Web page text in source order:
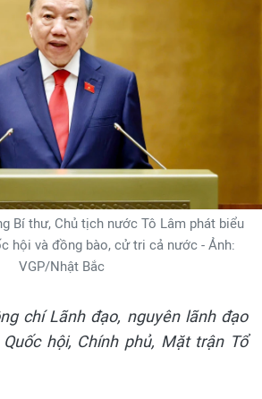
Bí thư, Chủ tịch nước Tô Lâm phát biểu
hội và đồng bào, cử tri cả nước - Ảnh:
VGP/Nhật Bắc
chí Lãnh đạo, nguyên lãnh đạo
hội, Chính phủ, Mặt trận Tổ